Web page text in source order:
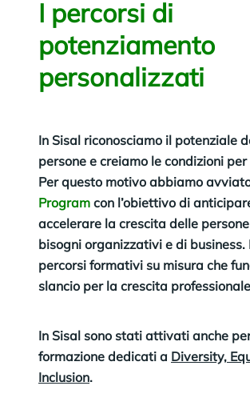
I percorsi di
potenziamento
personalizzati
In Sisal riconosciamo il potenziale
persone e creiamo le condizioni
Per questo motivo abbiamo
Program con l’obiettivo di
accelerare la crescita delle
bisogni organizzativi e di business.
percorsi formativi su misura che
slancio per la crescita
In Sisal sono stati attivati anche
formazione dedicati a Diversity,
Inclusion.